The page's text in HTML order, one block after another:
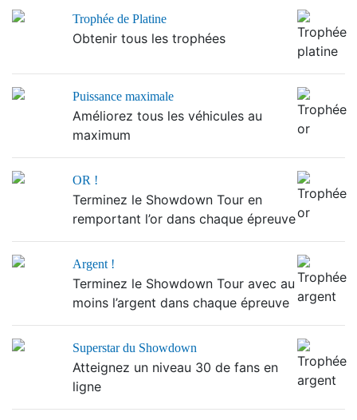
Trophée de Platine
Obtenir tous les trophées
Puissance maximale
Améliorez tous les véhicules au
maximum
OR !
Terminez le Showdown Tour en
remportant l’or dans chaque épreuve
Argent !
Terminez le Showdown Tour avec au
moins l’argent dans chaque épreuve
Superstar du Showdown
Atteignez un niveau 30 de fans en
ligne